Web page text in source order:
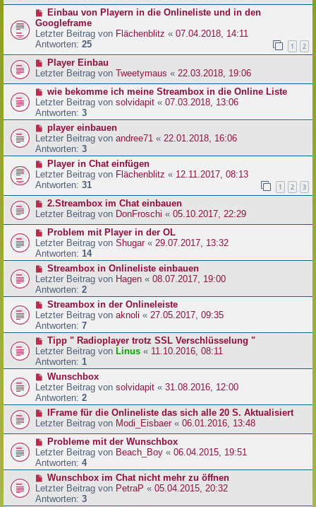
Einbau von Playern in die Onlineliste und in den
Googleframe
Letzter Beitrag von Flächenblitz « 07.04.2018, 14:11
Antworten: 25 1 2
Player Einbau
Letzter Beitrag von Tweetymaus « 22.03.2018, 19:06
wie bekomme ich meine Streambox in die Online Liste
Letzter Beitrag von solvidapit « 07.03.2018, 13:06
Antworten: 3
player einbauen
Letzter Beitrag von andree71 « 22.01.2018, 16:06
Antworten: 3
Player in Chat einfügen
Letzter Beitrag von Flächenblitz « 12.11.2017, 08:13
Antworten: 31 1 2 3
2.Streambox im Chat einbauen
Letzter Beitrag von DonFroschi « 05.10.2017, 22:29
Problem mit Player in der OL
Letzter Beitrag von Shugar« 29.07.2017, 13:32
Antworten: 14
Streambox in Onlineliste einbauen
Letzter Beitrag von Hagen « 08.07.2017, 19:00
Antworten: 2
Streambox in der Onlineleiste
Letzter Beitrag von aknoli « 27.05.2017, 09:35
Antworten: 7
Tipp " Radioplayer trotz SSL Verschlüsselung "
Letzter Beitrag von Linus « 11.10.2016, 08:11
Antworten: 1
Wunschbox
Letzter Beitrag von solvidapit « 31.08.2016, 12:00
Antworten: 2
IFrame für die Onlineliste das sich alle 20 S. Aktualisiert
Letzter Beitrag von Modi_Eisbaer « 06.01.2016, 13:48
Probleme mit der Wunschbox
Letzter Beitrag von Beach_Boy « 06.04.2015, 19:51
Antworten: 4
Wunschbox im Chat nicht mehr zu öffnen
Letzter Beitrag von PetraP « 05.04.2015, 20:32
Antworten: 3